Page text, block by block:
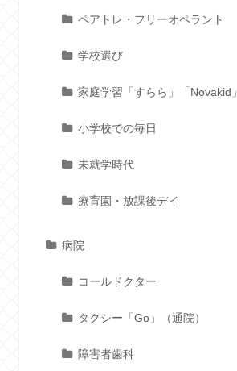
ペアトレ・フリーオペラント
学校選び
家庭学習「すらら」「Novakid」
小学校での毎日
未就学時代
療育園・放課後デイ
病院
コールドクター
タクシー「Go」（通院）
障害者歯科